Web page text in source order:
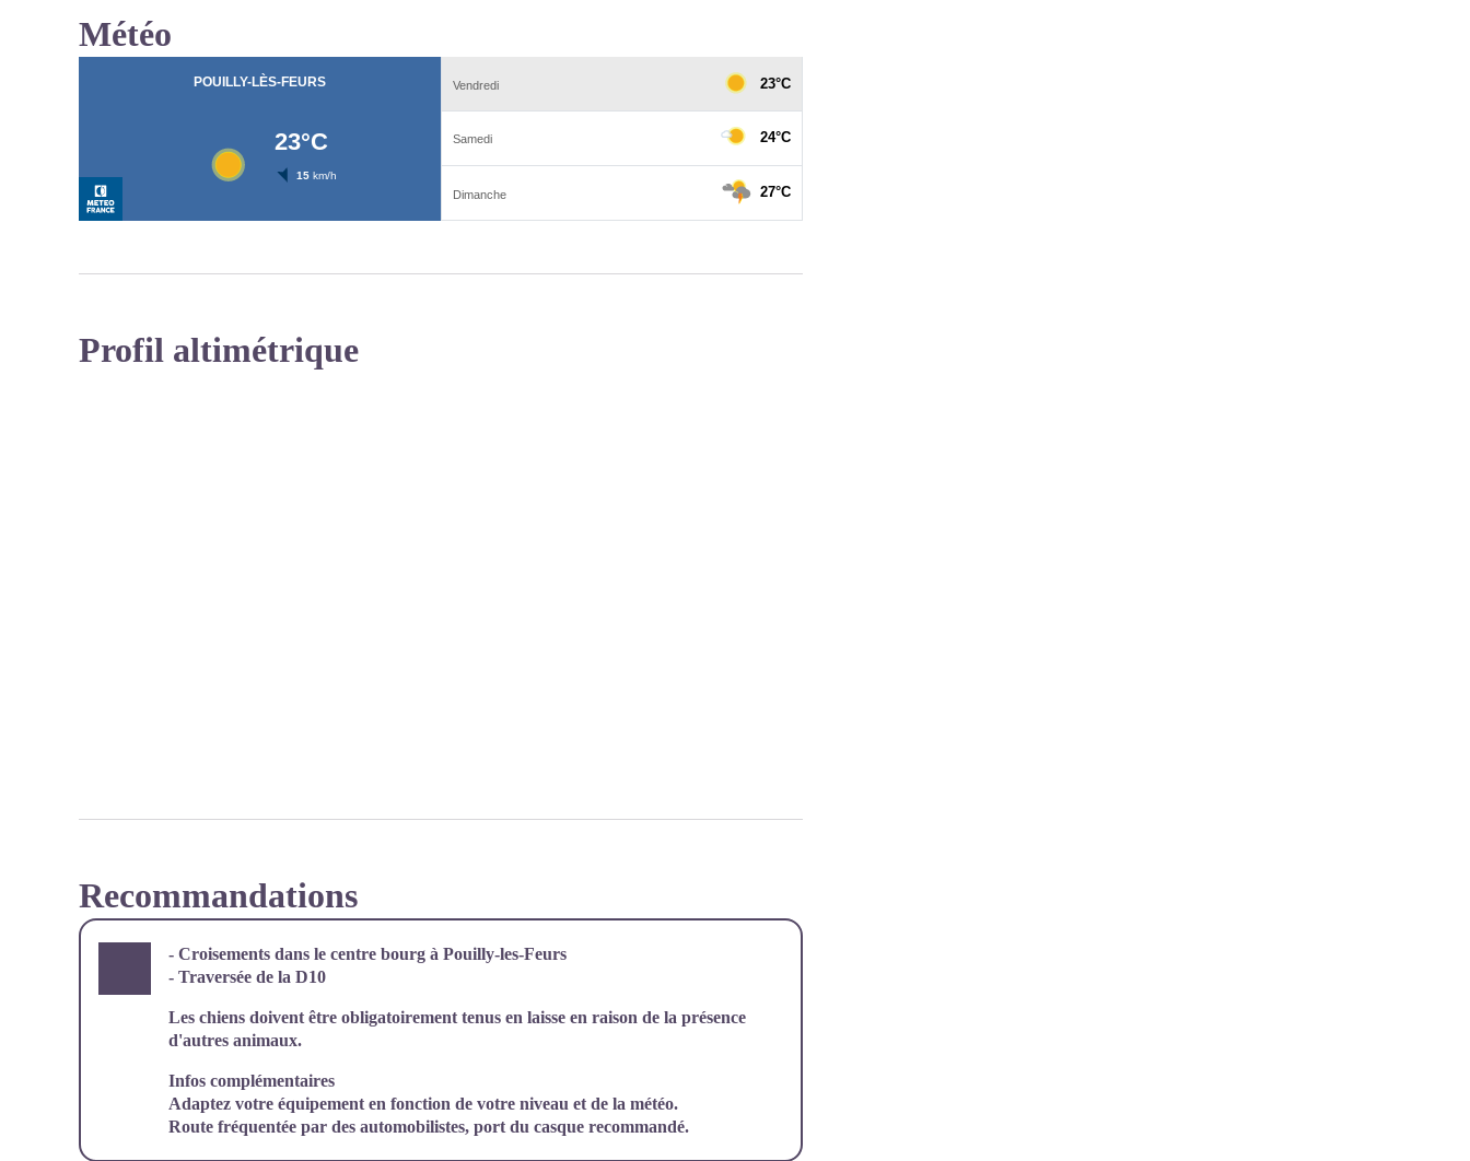
Météo
Profil altimétrique
Recommandations
- Croisements dans le centre bourg à Pouilly-les-Feurs
- Traversée de la D10
Les chiens doivent être obligatoirement tenus en laisse en raison de la présence
d'autres animaux.
Infos complémentaires
Adaptez votre équipement en fonction de votre niveau et de la météo.
Route fréquentée par des automobilistes, port du casque recommandé.